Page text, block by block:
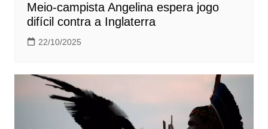
Meio-campista Angelina espera jogo
difícil contra a Inglaterra
22/10/2025